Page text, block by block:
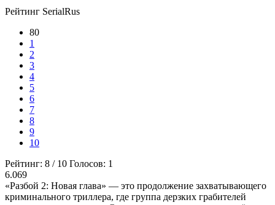
Рейтинг SerialRus
80
1
2
3
4
5
6
7
8
9
10
Рейтинг: 8 / 10 Голосов: 1
6.069
«Разбой 2: Новая глава» — это продолжение захватывающего
криминального триллера, где группа дерзких грабителей